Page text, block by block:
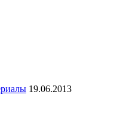
19.06.2013